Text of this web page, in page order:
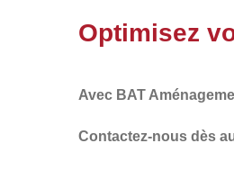
Optimisez
Avec BAT
Contactez-nous dès